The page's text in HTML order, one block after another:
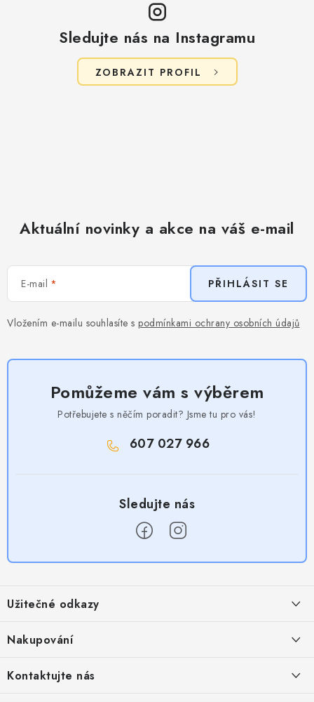
Sledujte nás na Instagramu
ZOBRAZIT PROFIL
Aktuální novinky a akce na váš e-mail
E-mail
Vložením e-mailu souhlasíte s podmínkami ochrany osobních údajů
PŘIHLÁSIT SE
Pomůžeme vám s výběrem
Potřebujete s něčím poradit? Jsme tu pro vás!
607 027 966
p
a
Užitečné odkazy
Provizní systém
Nakupování
Kontaktujte nás